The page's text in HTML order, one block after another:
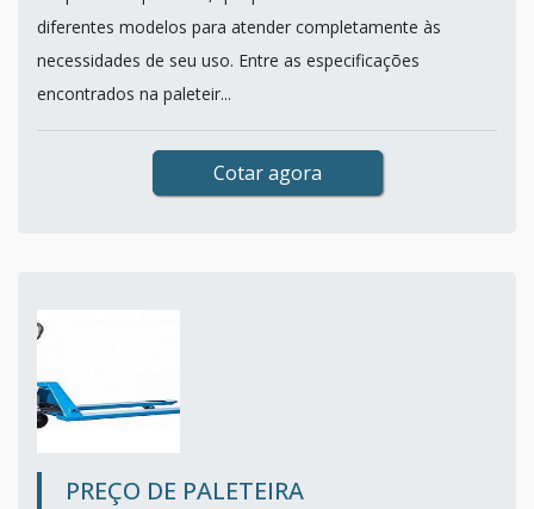
diferentes modelos para atender completamente às
necessidades de seu uso. Entre as especificações
encontrados na paleteir...
Cotar agora
PREÇO DE PALETEIRA